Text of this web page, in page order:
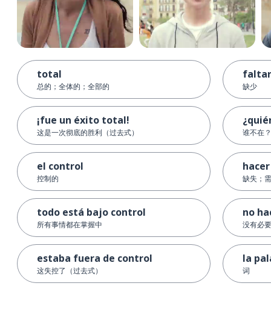
total
总的；全体的；全部的
¡fue un éxito total!
这是一次彻底的胜利（过去式）
el control
控制的
todo está bajo control
所有事情都在掌握中
estaba fuera de control
这失控了（过去式）
faltar
缺少
谁不在？
缺失；
no
没有必要
la
词